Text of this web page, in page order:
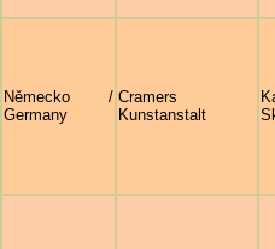
Německo /
Germany
Cramers
Kunstanstalt